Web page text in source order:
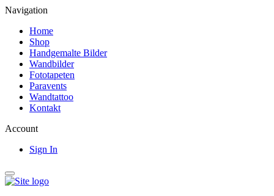
Navigation
Home
Shop
Handgemalte Bilder
Wandbilder
Fototapeten
Paravents
Wandtattoo
Kontakt
Account
Sign In